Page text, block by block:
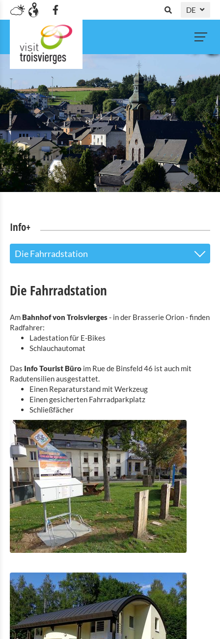
DE
FR
EN
Info+
Die Fahrradstation
Tourist Info Troisvierges
Sehenswürdigkeiten
Naturpark Our
Kultur & Museen
Shopping
Mobilität in Troisvierges
Fahrrad Vermietung
Indoor Aktivitäten
Eat & Sleep
Agenda
News
Die Fahrradstation
Am Bahnhof von Troisvierges- in der Brasserie Orion - finden
Radfahrer:
Ladestation für E-Bikes
Schlauchautomat
Das Info Tourist Büro im Rue de Binsfeld 46 ist auch mit
Radutensilien ausgestattet.
Einen Reparaturstand mit Werkzeug
Einen gesicherten Fahrradparkplatz
Schließfächer